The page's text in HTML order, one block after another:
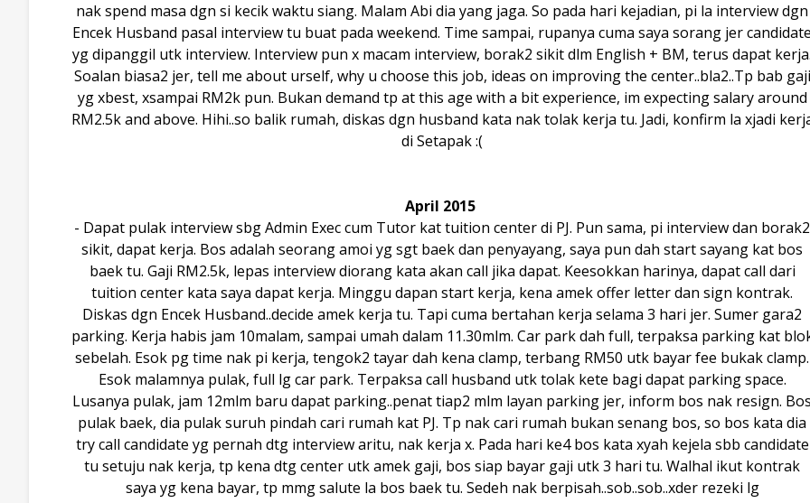
nak spend masa dgn si kecik waktu siang. Malam Abi dia yang jaga. So pada hari kejadian, pi la interview dgn
Encek Husband pasal interview tu buat pada weekend. Time sampai, rupanya cuma saya sorang jer
yg dipanggil utk interview. Interview pun x macam interview, borak2 sikit dlm English + BM, terus dapat
Soalan biasa2 jer, tell me about urself, why u choose this job, ideas on improving the center..bla2..Tp bab gaji
yg xbest, xsampai RM2k pun. Bukan demand tp at this age with a bit experience, im expecting salary around
RM2.5k and above. Hihi..so balik rumah, diskas dgn husband kata nak tolak kerja tu. Jadi, konfirm la xjadi
di Setapak :(
April 2015
- Dapat pulak interview sbg Admin Exec cum Tutor kat tuition center di PJ. Pun sama, pi interview dan borak2
sikit, dapat kerja. Bos adalah seorang amoi yg sgt baek dan penyayang, saya pun dah start sayang kat bos
baek tu. Gaji RM2.5k, lepas interview diorang kata akan call jika dapat. Keesokkan harinya, dapat call dari
tuition center kata saya dapat kerja. Minggu dapan start kerja, kena amek offer letter dan sign kontrak.
Diskas dgn Encek Husband..decide amek kerja tu. Tapi cuma bertahan kerja selama 3 hari jer. Sumer gara2
parking. Kerja habis jam 10malam, sampai umah dalam 11.30mlm. Car park dah full, terpaksa parking kat
sebelah. Esok pg time nak pi kerja, tengok2 tayar dah kena clamp, terbang RM50 utk bayar fee bukak clamp.
Esok malamnya pulak, full lg car park. Terpaksa call husband utk tolak kete bagi dapat parking space.
Lusanya pulak, jam 12mlm baru dapat parking..penat tiap2 mlm layan parking jer, inform bos nak resign.
pulak baek, dia pulak suruh pindah cari rumah kat PJ. Tp nak cari rumah bukan senang bos, so bos kata dia
try call candidate yg pernah dtg interview aritu, nak kerja x. Pada hari ke4 bos kata xyah kejela sbb candidate
tu setuju nak kerja, tp kena dtg center utk amek gaji, bos siap bayar gaji utk 3 hari tu. Walhal ikut kontrak
saya yg kena bayar, tp mmg salute la bos baek tu. Sedeh nak berpisah..sob..sob..xder rezeki lg